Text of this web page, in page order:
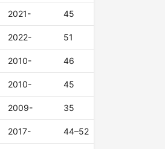
2021- 45
2022- 51
2010- 46
2010- 45
2009- 35
2017- 44–52